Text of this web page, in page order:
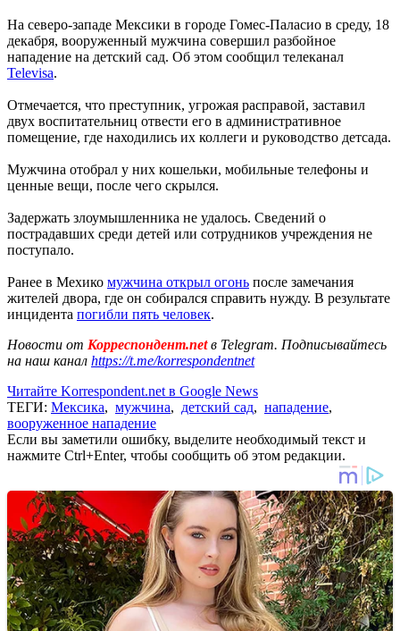
На северо-западе Мексики в городе Гомес-Паласио в среду, 18
декабря, вооруженный мужчина совершил разбойное
нападение на детский сад. Об этом сообщил телеканал
Televisa.
Отмечается, что преступник, угрожая расправой, заставил
двух воспитательниц отвести его в административное
помещение, где находились их коллеги и руководство детсада.
Мужчина отобрал у них кошельки, мобильные телефоны и
ценные вещи, после чего скрылся.
Задержать злоумышленника не удалось. Сведений о
пострадавших среди детей или сотрудников учреждения не
поступало.
Ранее в Мехико мужчина открыл огонь после замечания
жителей двора, где он собирался справить нужду. В результате
инцидента погибли пять человек.
Новости от Корреспондент.netв Telegram. Подписывайтесь
на наш канал https://t.me/korrespondentnet
Читайте Korrespondent.net в Google News
ТЕГИ: Мексика, мужчина, детский сад, нападение,
вооруженное нападение
Если вы заметили ошибку, выделите необходимый текст и
нажмите Ctrl+Enter, чтобы сообщить об этом редакции.